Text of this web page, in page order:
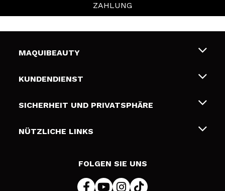
ZAHLUNG
MAQUIBEAUTY
Über uns
Geschenkkarten
KUNDENDIENST
Liefer- und Versandkosten
Zahlung
SICHERHEIT UND PRIVATSPHÄRE
Bedingungen und Datenschutz
NÜTZLICHE LINKS
FOLGEN SIE UNS